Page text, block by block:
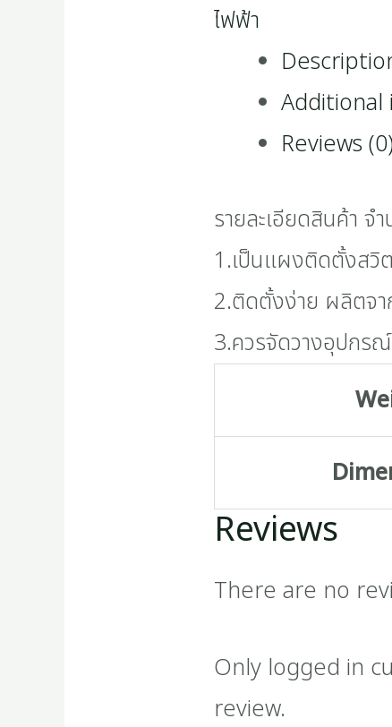
ไฟฟ้า
Reviews
รายละเอียดสินค้า
1.เป็นแผงติดตั้งสวิ
2.ติดตั้งง่าย ผลิตจา
3.ควรจัดวางอุปกร
Reviews
There are no
Only logged in
review.